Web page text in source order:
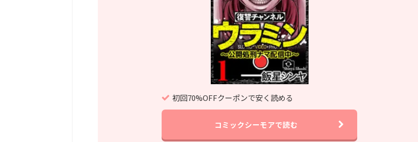
初回70%OFFクーポンで安く読める
コミックシーモアで読む